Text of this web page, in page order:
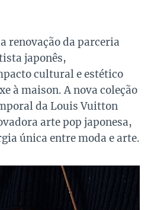
renovação da parceria
japonês,
cultural e estético
à maison. A nova coleção
da Louis Vuitton
arte pop japonesa,
única entre moda e arte.